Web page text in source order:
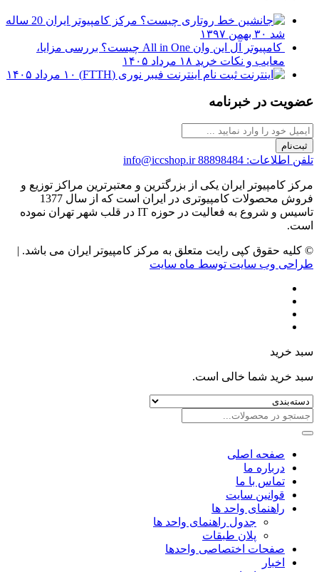
مرکز کامپیوتر ایران 20 ساله
شد ۳۰ بهمن ۱۳۹۷
کامپیوتر آل این وان All in One چیست؟ بررسی مزایا،
معایب و نکات خرید ۱۸ مرداد ۱۴۰۵
ثبت نام اینترنت فیبر نوری (FTTH)
۱۰ مرداد ۱۴۰۵
عضویت در خبرنامه
ثبت‌نام
تلفن اطلاعات: 88898484 info@iccshop.ir
مرکز کامپیوتر ایران یکی از بزرگترین و معتبرترین مراکز توزیع و
فروش محصولات کامپیوتری در ایران است که از سال 1377
تاسیس و شروع به فعالیت در حوزه IT در قلب شهر تهران نموده
است.
© کلیه حقوق کپی رایت متعلق به مرکز کامپیوتر ایران می باشد. |
طراحی وب سایت توسط ماه سایت
سبد خرید
سبد خرید شما خالی است.
صفحه اصلی
درباره ما
تماس با ما
قوانین سایت
راهنمای واحد ها
جدول راهنمای واحد ها
پلان طبقات
صفحات اختصاصی واحدها
اخبار